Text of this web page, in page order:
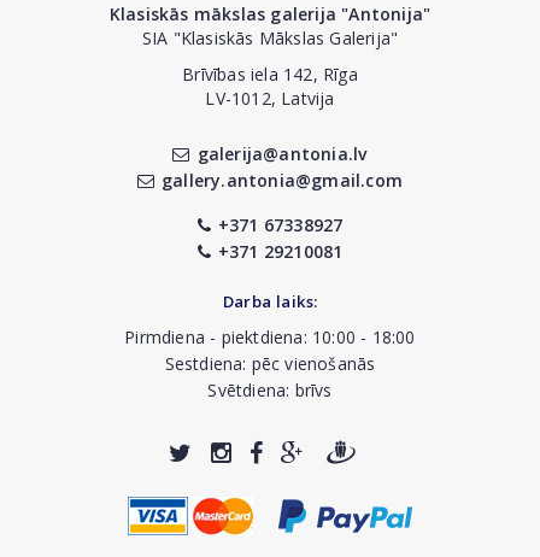
Klasiskās mākslas galerija "Antonija"
SIA "Klasiskās Mākslas Galerija"
Brīvības iela 142, Rīga
LV-1012, Latvija
galerija@antonia.lv
gallery.antonia@gmail.com
+371 67338927
+371 29210081
Darba laiks:
Pirmdiena - piektdiena: 10:00 - 18:00
Sestdiena: pēc vienošanās
Svētdiena: brīvs